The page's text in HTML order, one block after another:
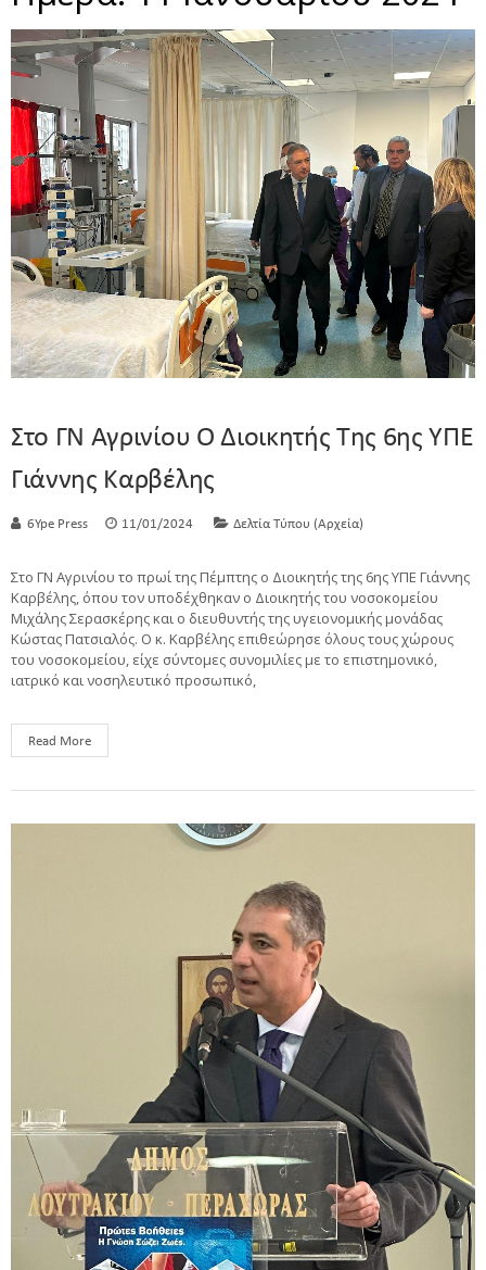
Στο ΓΝ Αγρινίου Ο Διοικητής Της 6ης ΥΠΕ
Γιάννης Καρβέλης
6Ype Press 11/01/2024 Δελτία Τύπου (Αρχεία)
Στο ΓΝ Αγρινίου το πρωί της Πέμπτης ο Διοικητής της 6ης ΥΠΕ Γιάννης
Καρβέλης, όπου τον υποδέχθηκαν ο Διοικητής του νοσοκομείου
Μιχάλης Σερασκέρης και ο διευθυντής της υγειονομικής μονάδας
Κώστας Πατσιαλός. Ο κ. Καρβέλης επιθεώρησε όλους τους χώρους
του νοσοκομείου, είχε σύντομες συνομιλίες με το επιστημονικό,
ιατρικό και νοσηλευτικό προσωπικό,
Read More